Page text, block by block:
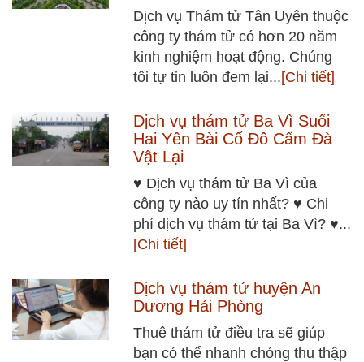
Dịch vụ Thám tử Tân Uyên thuộc
công ty thám tử có hơn 20 năm
kinh nghiệm hoạt động. Chúng
tôi tự tin luôn đem lại...[Chi tiết]
Dịch vụ thám tử Ba Vì Suối
Hai Yên Bài Cổ Đô Cẩm Đà
Vật Lại
♥ Dịch vụ thám tử Ba Vì của
công ty nào uy tín nhất? ♥ Chi
phí dịch vụ thám tử tại Ba Vì? ♥...
[Chi tiết]
Dịch vụ thám tử huyện An
Dương Hải Phòng
Thuê thám tử điều tra sẽ giúp
bạn có thể nhanh chóng thu thập